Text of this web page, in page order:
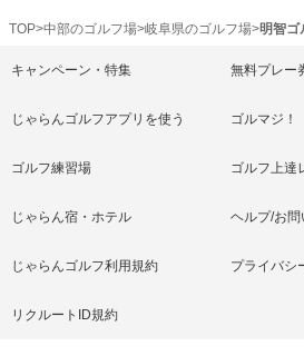
TOP 中部のゴルフ場 岐阜県のゴルフ場 明智
キャンペーン・特集 無料プレー
じゃらんゴルフアプリを使う ゴルマジ！
ゴルフ練習場 ゴルフ上達
じゃらん宿・ホテル ヘルプ/お
じゃらんゴルフ利用規約 プライバシ
リクルートID規約